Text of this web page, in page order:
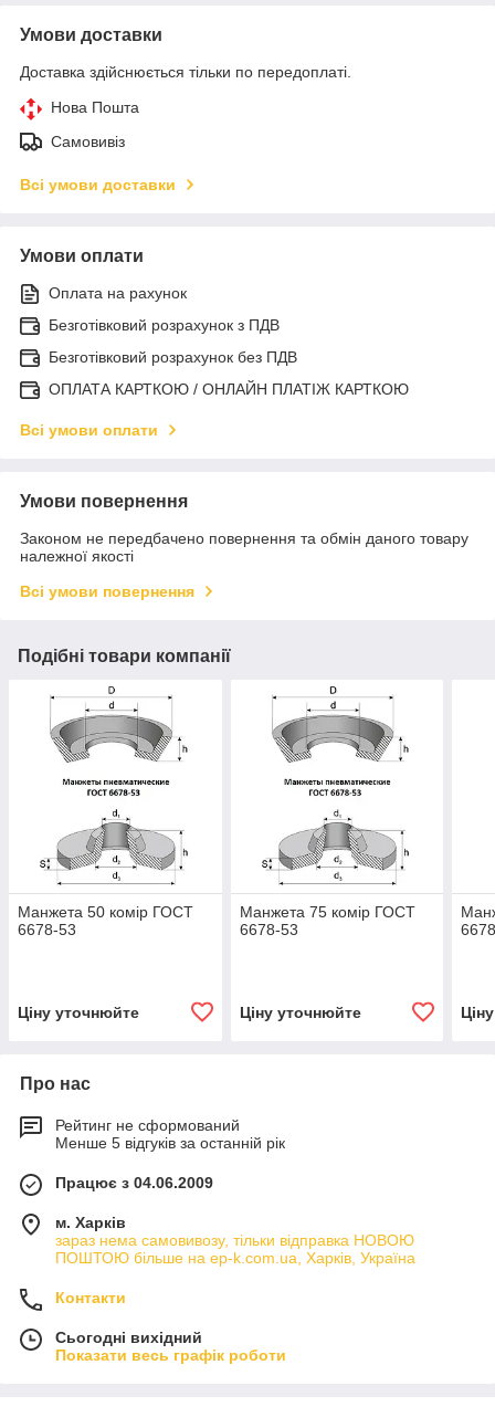
Умови доставки
Доставка здійснюється тільки по передоплаті.
Нова Пошта
Самовивіз
Всі умови доставки
Умови оплати
Оплата на рахунок
Безготівковий розрахунок з ПДВ
Безготівковий розрахунок без ПДВ
ОПЛАТА КАРТКОЮ / ОНЛАЙН ПЛАТІЖ КАРТКОЮ
Всі умови оплати
Умови повернення
Законом не передбачено повернення та обмін даного товару
належної якості
Всі умови повернення
Подібні товари компанії
Манжета 50 комір ГОСТ
6678-53
Ціну уточнюйте
Манжета 75 комір ГОСТ
6678-53
Ціну уточнюйте
Про нас
Рейтинг не сформований
Менше 5 відгуків за останній рік
Працює з 04.06.2009
м. Харків
зараз нема самовивозу, тільки відправка НОВОЮ
ПОШТОЮ більше на ep-k.com.ua, Харків, Україна
Контакти
Сьогодні вихідний
Показати весь графік роботи